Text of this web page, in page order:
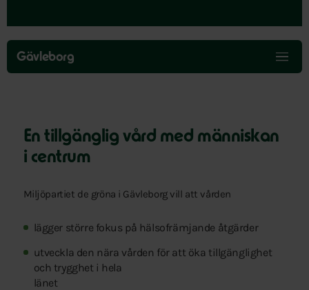
Hoppa
över
menyn
Gävleborg
En tillgänglig vård med människan
i centrum
Miljöpartiet de gröna i Gävleborg vill att vården
lägger större fokus på hälsofrämjande åtgärder
utveckla den nära vården för att öka tillgänglighet
och trygghet i hela
länet